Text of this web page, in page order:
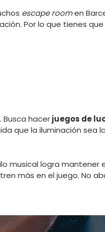
escape roomen
Por lo que tienes que
hacerjuegos de
que la iluminación sea
musical logra mantener
más en el juego. No